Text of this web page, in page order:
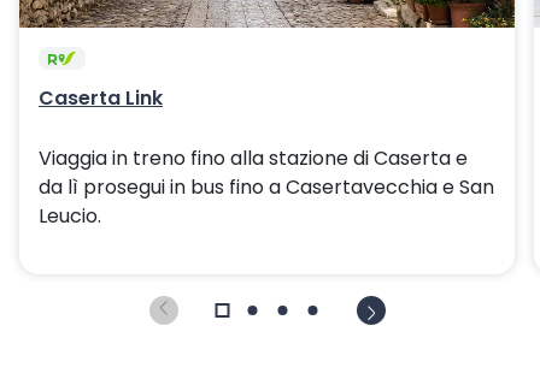
Caserta Link
Viaggia in treno fino alla stazione di Caserta e
da lì prosegui in bus fino a Casertavecchia e San
Leucio.